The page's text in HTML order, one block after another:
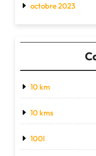
octobre 2023
10 km
10 kms
100l